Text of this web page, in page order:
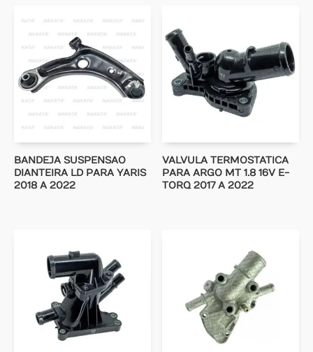
BANDEJA SUSPENSAO
DIANTEIRA LD PARA YARIS
2018 A 2022
VALVULA TERMOSTATICA
PARA ARGO MT 1.8 16V E-
TORQ 2017 A 2022